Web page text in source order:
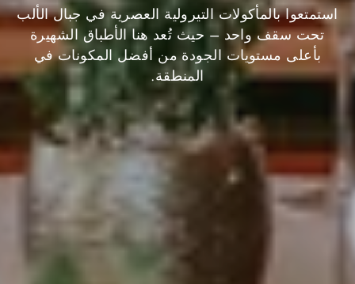
استمتعوا بالمأكولات التيرولية العصرية في جبال الألب
تحت سقف واحد – حيث تُعد هنا الأطباق الشهيرة
بأعلى مستويات الجودة من أفضل المكونات في
المنطقة.